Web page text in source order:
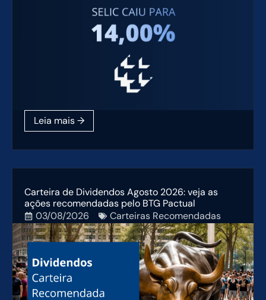
Carteira de Dividendos Agosto 2026: veja as
ações recomendadas pelo BTG Pactual
03/08/2026
Carteiras Recomendadas